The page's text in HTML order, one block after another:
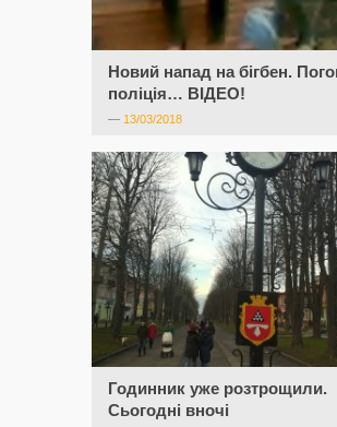
Новий напад на бігбен.
поліція… ВІДЕО!
— 13/03/2018
Годинник уже розтрощили.
Сьогодні вночі